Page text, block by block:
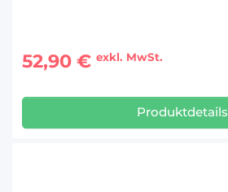
52,90 € exkl. MwSt.
Produktdetails